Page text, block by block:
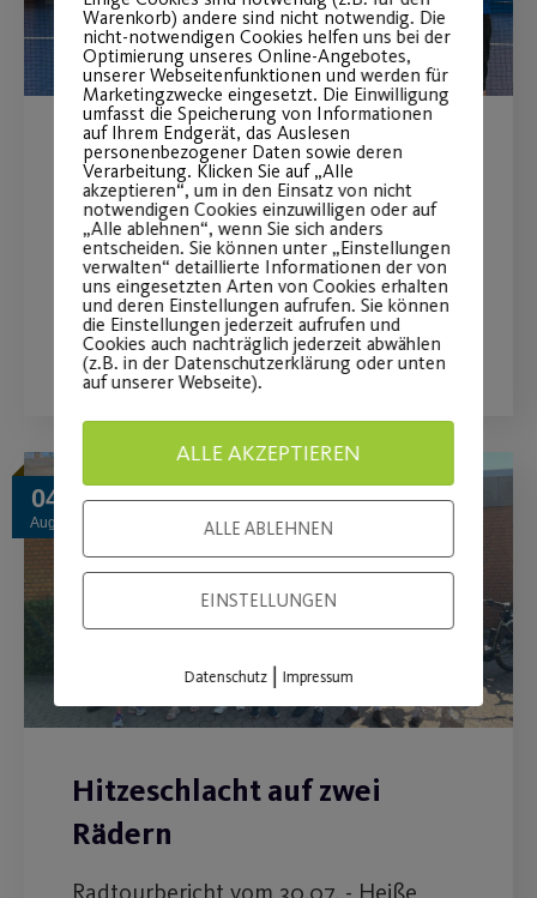
Erfolgreicher Lenkball-
Lehrgang
Zwei neue Kurse starten im September
WEITERLESEN
04
Aug.
Hitzeschlacht auf zwei
Rädern
Radtourbericht vom 30.07. - Heiße
Warenkorb) andere sind nicht notwendig. Die
nicht-notwendigen Cookies helfen uns bei der
Optimierung unseres Online-Angebotes,
unserer Webseitenfunktionen und werden für
Marketingzwecke eingesetzt. Die Einwilligung
umfasst die Speicherung von Informationen
auf Ihrem Endgerät, das Auslesen
personenbezogener Daten sowie deren
Verarbeitung. Klicken Sie auf „Alle
akzeptieren“, um in den Einsatz von nicht
notwendigen Cookies einzuwilligen oder auf
„Alle ablehnen“, wenn Sie sich anders
entscheiden. Sie können unter „Einstellungen
verwalten“ detaillierte Informationen der von
uns eingesetzten Arten von Cookies erhalten
und deren Einstellungen aufrufen. Sie können
die Einstellungen jederzeit aufrufen und
Cookies auch nachträglich jederzeit abwählen
(z.B. in der Datenschutzerklärung oder unten
auf unserer Webseite).
ALLE AKZEPTIEREN
ALLE ABLEHNEN
EINSTELLUNGEN
Datenschutz| Impressum